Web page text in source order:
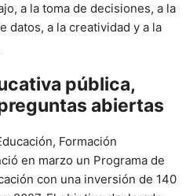
a la toma de decisiones, a la
datos, a la creatividad y a la
pública,
abiertas
Formación
en marzo un Programa de
con una inversión de 140